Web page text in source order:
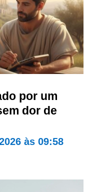
por um
dor de
às 09:58